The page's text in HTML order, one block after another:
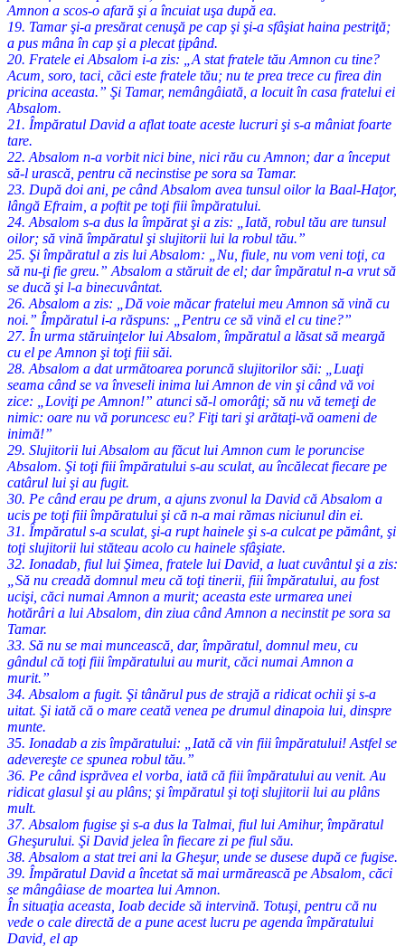
Amnon a scos-o afară şi a încuiat uşa după ea.
19. Tamar şi-a presărat cenuşă pe cap şi şi-a sfâşiat haina pestriţă;
a pus mâna în cap şi a plecat ţipând.
20. Fratele ei Absalom i-a zis: „A stat fratele tău Amnon cu tine?
Acum, soro, taci, căci este fratele tău; nu te prea trece cu firea din
pricina aceasta.” Şi Tamar, nemângâiată, a locuit în casa fratelui ei
Absalom.
21. Împăratul David a aflat toate aceste lucruri şi s-a mâniat foarte
tare.
22. Absalom n-a vorbit nici bine, nici rău cu Amnon; dar a început
să-l urască, pentru că necinstise pe sora sa Tamar.
23. După doi ani, pe când Absalom avea tunsul oilor la Baal-Haţor,
lângă Efraim, a poftit pe toţi fiii împăratului.
24. Absalom s-a dus la împărat şi a zis: „Iată, robul tău are tunsul
oilor; să vină împăratul şi slujitorii lui la robul tău.”
25. Şi împăratul a zis lui Absalom: „Nu, fiule, nu vom veni toţi, ca
să nu-ţi fie greu.” Absalom a stăruit de el; dar împăratul n-a vrut să
se ducă şi l-a binecuvântat.
26. Absalom a zis: „Dă voie măcar fratelui meu Amnon să vină cu
noi.” Împăratul i-a răspuns: „Pentru ce să vină el cu tine?”
27. În urma stăruinţelor lui Absalom, împăratul a lăsat să meargă
cu el pe Amnon şi toţi fiii săi.
28. Absalom a dat următoarea poruncă slujitorilor săi: „Luaţi
seama când se va înveseli inima lui Amnon de vin şi când vă voi
zice: „Loviţi pe Amnon!” atunci să-l omorâţi; să nu vă temeţi de
nimic: oare nu vă poruncesc eu? Fiţi tari şi arătaţi-vă oameni de
inimă!”
29. Slujitorii lui Absalom au făcut lui Amnon cum le poruncise
Absalom. Şi toţi fiii împăratului s-au sculat, au încălecat fiecare pe
catârul lui şi au fugit.
30. Pe când erau pe drum, a ajuns zvonul la David că Absalom a
ucis pe toţi fiii împăratului şi că n-a mai rămas niciunul din ei.
31. Împăratul s-a sculat, şi-a rupt hainele şi s-a culcat pe pământ, şi
toţi slujitorii lui stăteau acolo cu hainele sfâşiate.
32. Ionadab, fiul lui Şimea, fratele lui David, a luat cuvântul şi a zis:
„Să nu creadă domnul meu că toţi tinerii, fiii împăratului, au fost
ucişi, căci numai Amnon a murit; aceasta este urmarea unei
hotărâri a lui Absalom, din ziua când Amnon a necinstit pe sora sa
Tamar.
33. Să nu se mai muncească, dar, împăratul, domnul meu, cu
gândul că toţi fiii împăratului au murit, căci numai Amnon a
murit.”
34. Absalom a fugit. Şi tânărul pus de strajă a ridicat ochii şi s-a
uitat. Şi iată că o mare ceată venea pe drumul dinapoia lui, dinspre
munte.
35. Ionadab a zis împăratului: „Iată că vin fiii împăratului! Astfel se
adevereşte ce spunea robul tău.”
36. Pe când isprăvea el vorba, iată că fiii împăratului au venit. Au
ridicat glasul şi au plâns; şi împăratul şi toţi slujitorii lui au plâns
mult.
37. Absalom fugise şi s-a dus la Talmai, fiul lui Amihur, împăratul
Gheşurului. Şi David jelea în fiecare zi pe fiul său.
38. Absalom a stat trei ani la Gheşur, unde se dusese după ce fugise.
39. Împăratul David a încetat să mai urmărească pe Absalom, căci
se mângâiase de moartea lui Amnon.
În situaţia aceasta, Ioab decide să intervină. Totuşi, pentru că nu
vede o cale directă de a pune acest lucru pe agenda împăratului
David, el ap